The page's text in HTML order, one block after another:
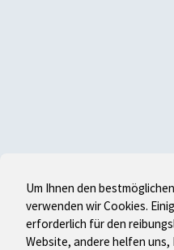
Um Ihnen den
verwenden wir Cookies.
erforderlich für den
Website, andere helfen uns,